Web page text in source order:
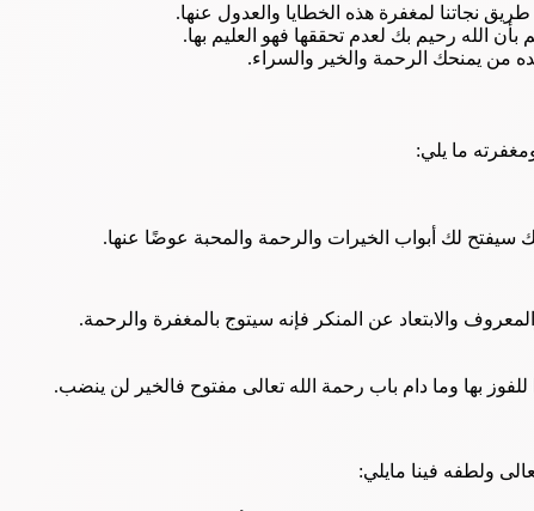
نجاتنا لمغفرة هذه الخطايا والعدول عنها.
بأن الله رحيم بك لعدم تحققها فهو العليم بها.
من يمنحك الرحمة والخير والسراء.
ما يلي:
سيفتح لك أبواب الخيرات والرحمة والمحبة عوضًا عنها.
والابتعاد عن المنكر فإنه سيتوج بالمغفرة والرحمة.
بها وما دام باب رحمة الله تعالى مفتوح فالخير لن ينضب.
ولطفه فينا مايلي: